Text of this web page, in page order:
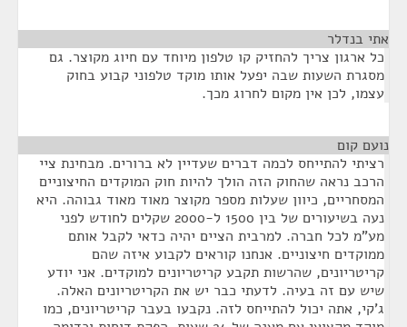
אתי בנדלר
כל ארגון צריך להחזיק קו טלפון מיוחד עם חיוג מקוצר. גם
מסגרת השעות שבה יפעל אותו מוקד טלפוני קבוע בחוק
עצמו, לכן אין מקום לחרוג מכך.
נועם קום
רציתי להתייחס לכמה דברים שעדיין לא ברורים. מבחינת ציי
הרכב נראה שהחוק הזה הולך להיות חוק המוקדים החיצוניים
המסחריים, כיוון שעלות מספר מקוצר מאוד מאוד גבוהה. היא
נעה בשיעורים של בין 1500 ל-2000 שקלים לחודש לפני
מע"מ לכל חברה. למרבית הציים יהיה כדאי לקבל אותם
ממוקדים חיצוניים. אנחנו קוראים לקבוע איזה שהם
קריטריונים, שהרשות תקבע קריטריונים למוקדים. אני יודע
שיש עם זה בעיה. לדעתי כבר יש את הקריטריונים האלה.
ג'קי, אתה יכול להתייחס לזה. נקבעו בעבר קריטריונים, כמו